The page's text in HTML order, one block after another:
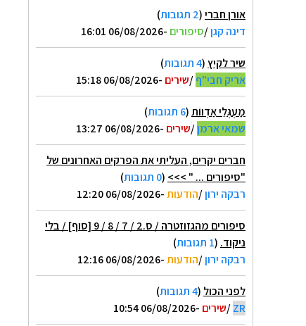
אורן חברי(2 תגובות
)
דינה קגן/סיפורים -06/08/2026 16:01
שיר לקיץ(4 תגובות
)
אריק חבי"ף/שירים -06/08/2026 15:18
מַעְגְּלֵי אַדְווֹת(6 תגובות
)
שמאי ארמן/שירים -06/08/2026 13:27
חברים יקרים, העליתי את הפרקים האחרונים של
"סיפורים ... " >>> (0 תגובות
)
רבקה ירון/הודעות-06/08/2026 12:20
סיפורים מהגזוזטרה / ס.2 / 7 / 8 / 9 [סוף] / בלי
ניקוד. (1 תגובות
)
רבקה ירון/הודעות-06/08/2026 12:16
לפני הכול (4 תגובות
)
ZR
/שירים -06/08/2026 10:54